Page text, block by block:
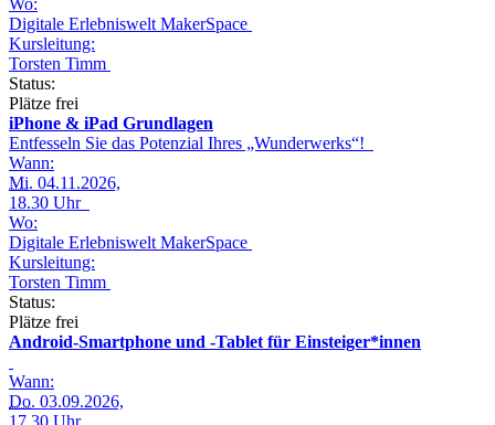
Digitale Erlebniswelt MakerSpace
Kursleitung:
Torsten Timm
Status:
Plätze frei
iPhone & iPad Grundlagen
Entfesseln Sie das Potenzial Ihres „Wunderwerks“!
Wann:
Mi. 04.11.2026,
18.30 Uhr
Wo:
Digitale Erlebniswelt MakerSpace
Kursleitung:
Torsten Timm
Status:
Plätze frei
Android-Smartphone und -Tablet für Einsteiger*innen
Wann:
Do. 03.09.2026,
17.30 Uhr